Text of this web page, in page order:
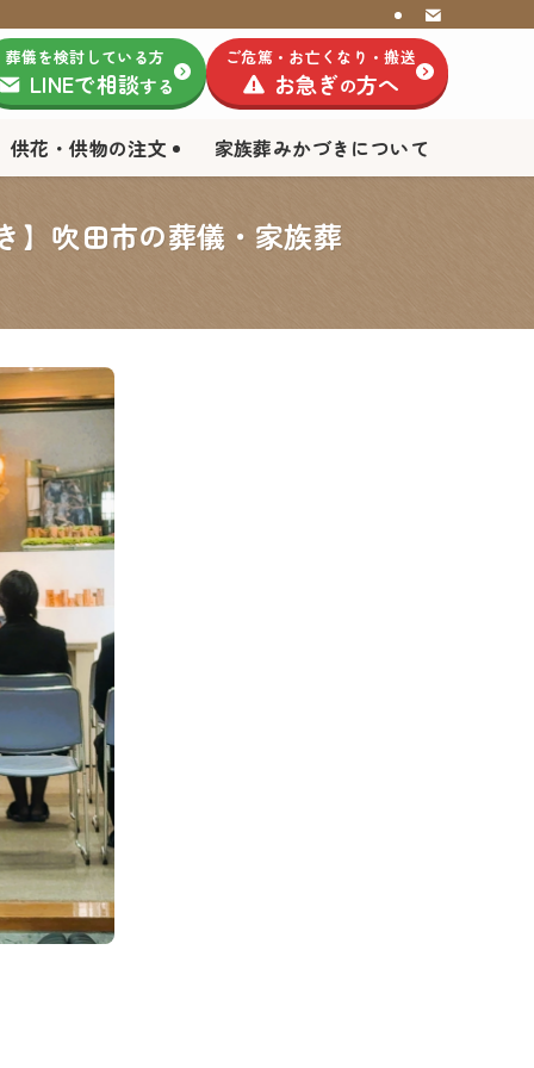
供花・供物の注文 家族葬みかづきについて
葬儀を検討している方
LINEで相談する
ご危篤・お亡くなり・搬送
お急ぎの方へ
】吹田市の葬儀・家族葬